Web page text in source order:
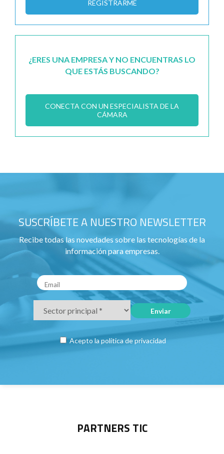
REGISTRARME
¿ERES UNA EMPRESA Y NO ENCUENTRAS LO
QUE ESTÁS BUSCANDO?
CONECTA CON UN ESPECIALISTA DE LA
CÁMARA
SUSCRÍBETE A NUESTRO NEWSLETTER
Recibe todas las novedades sobre las tecnologías de la
información para empresas.
Acepto la política de privacidad
PARTNERS TIC